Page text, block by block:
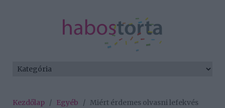
Kezdőlap / Egyéb / Miért érdemes olvasni lefekvés